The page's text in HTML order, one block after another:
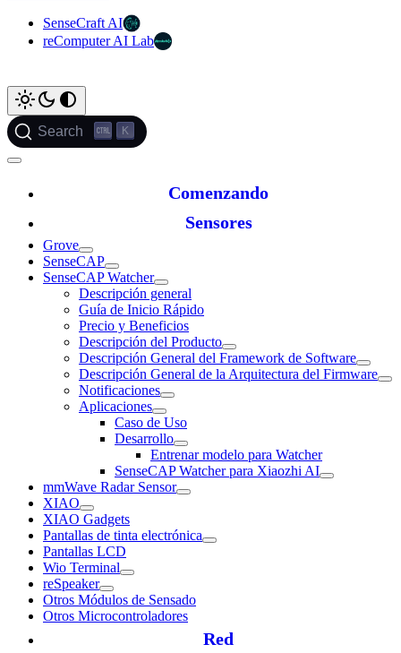
SenseCraft AI
reComputer AI Lab
Search K
Comenzando
Sensores
Grove
SenseCAP
SenseCAP Watcher
Descripción general
Guía de Inicio Rápido
Precio y Beneficios
Descripción del Producto
Descripción General del Framework de Software
Descripción General de la Arquitectura del Firmware
Notificaciones
Aplicaciones
Caso de Uso
Desarrollo
Entrenar modelo para Watcher
SenseCAP Watcher para Xiaozhi AI
mmWave Radar Sensor
XIAO
XIAO Gadgets
Pantallas de tinta electrónica
Pantallas LCD
Wio Terminal
reSpeaker
Otros Módulos de Sensado
Otros Microcontroladores
Red